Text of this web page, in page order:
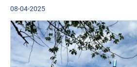
08-04-2025